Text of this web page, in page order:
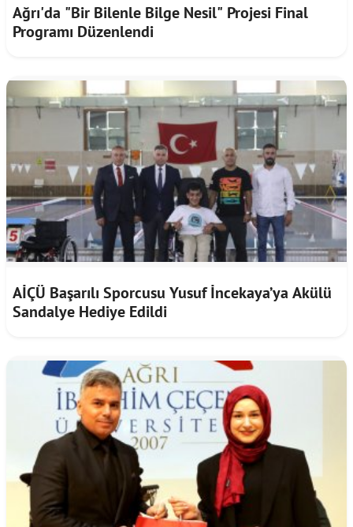
Ağrı'da "Bir Bilenle Bilge Nesil" Projesi Final
Programı Düzenlendi
AİÇÜ Başarılı Sporcusu Yusuf İncekaya’ya Akülü
Sandalye Hediye Edildi